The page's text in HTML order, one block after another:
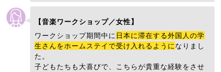
【音楽ワークショップ／女性】
ワークショップ期間中に 日本に滞在する外国人の学
生さんをホームステイで受け入れるように なりまし
た。
子どもたちも大喜びで、こちらが貴重な経験をさせ